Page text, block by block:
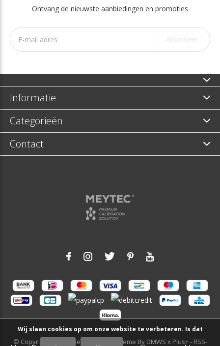
Ontvang de nieuwste aanbiedingen en promoties
Informatie
Categorieën
Contact
© Copyright - Theme RePos - Theme By DMWS x Plus+- RSS-
Wij slaan cookies op om onze website te verbeteren. Is dat